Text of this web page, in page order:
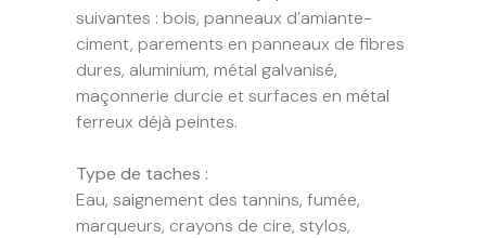
suivantes : bois, panneaux d’amiante-
ciment, parements en panneaux de fibres
dures, aluminium, métal galvanisé,
maçonnerie durcie et surfaces en métal
ferreux déjà peintes.
Type de taches :
Eau, saignement des tannins, fumée,
marqueurs, crayons de cire, stylos,